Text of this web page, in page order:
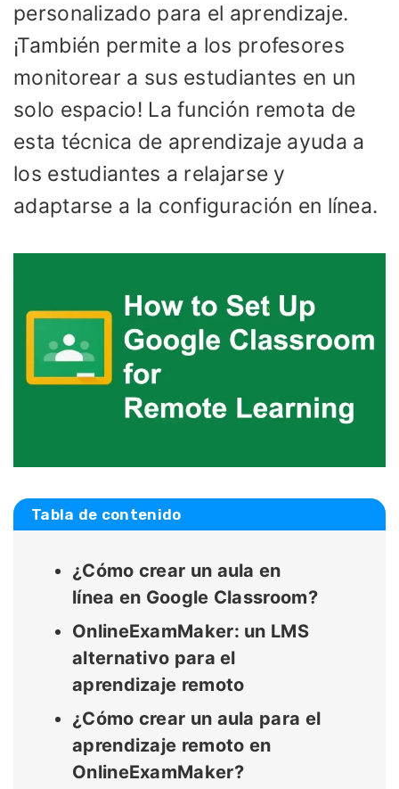
personalizado para el aprendizaje.
¡También permite a los profesores
monitorear a sus estudiantes en un
solo espacio! La función remota de
esta técnica de aprendizaje ayuda a
los estudiantes a relajarse y
adaptarse a la configuración en línea.
Tabla de contenido
¿Cómo crear un aula en
línea en Google Classroom?
OnlineExamMaker: un LMS
alternativo para el
aprendizaje remoto
¿Cómo crear un aula para el
aprendizaje remoto en
OnlineExamMaker?